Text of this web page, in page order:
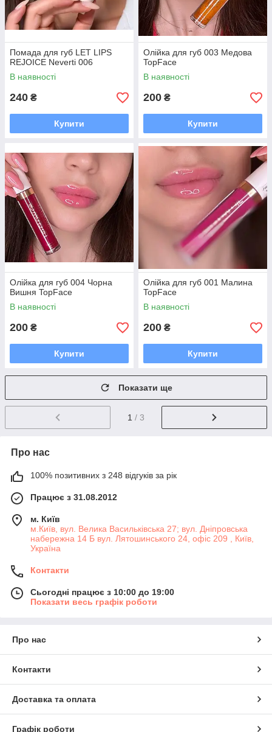
Помада для губ LET LIPS
REJOICE Neverti 006
В наявності
240 ₴
Купити
Олійка для губ 003 Медова
TopFace
В наявності
200 ₴
Купити
Олійка для губ 004 Чорна
Вишня TopFace
В наявності
200 ₴
Купити
Олійка для губ 001 Малина
TopFace
В наявності
200 ₴
Купити
Показати ще
1 / 3
Про нас
100% позитивних з 248 відгуків за рік
Працює з 31.08.2012
м. Київ
м.Київ, вул. Велика Васильківська 27; вул. Дніпровська
набережна 14 Б вул. Лятошинського 24, офіс 209 , Київ,
Україна
Контакти
Сьогодні працює з 10:00 до 19:00
Показати весь графік роботи
Про нас
Контакти
Доставка та оплата
Графік роботи